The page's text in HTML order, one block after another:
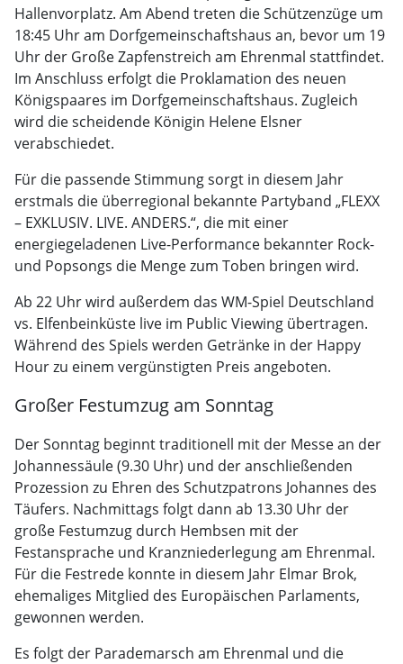
Hallenvorplatz. Am Abend treten die Schützenzüge um
18:45 Uhr am Dorfgemeinschaftshaus an, bevor um 19
Uhr der Große Zapfenstreich am Ehrenmal stattfindet.
Im Anschluss erfolgt die Proklamation des neuen
Königspaares im Dorfgemeinschaftshaus. Zugleich
wird die scheidende Königin Helene Elsner
verabschiedet.
Für die passende Stimmung sorgt in diesem Jahr
erstmals die überregional bekannte Partyband „FLEXX
– EXKLUSIV. LIVE. ANDERS.“, die mit einer
energiegeladenen Live-Performance bekannter Rock-
und Popsongs die Menge zum Toben bringen wird.
Ab 22 Uhr wird außerdem das WM-Spiel Deutschland
vs. Elfenbeinküste live im Public Viewing übertragen.
Während des Spiels werden Getränke in der Happy
Hour zu einem vergünstigten Preis angeboten.
Großer Festumzug am Sonntag
Der Sonntag beginnt traditionell mit der Messe an der
Johannessäule (9.30 Uhr) und der anschließenden
Prozession zu Ehren des Schutzpatrons Johannes des
Täufers. Nachmittags folgt dann ab 13.30 Uhr der
große Festumzug durch Hembsen mit der
Festansprache und Kranzniederlegung am Ehrenmal.
Für die Festrede konnte in diesem Jahr Elmar Brok,
ehemaliges Mitglied des Europäischen Parlaments,
gewonnen werden.
Es folgt der Parademarsch am Ehrenmal und die